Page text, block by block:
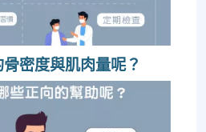
密度與肌肉量呢？